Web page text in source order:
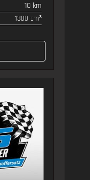
10 km
1300 cm³